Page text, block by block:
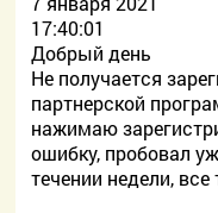
17:40:01
Добрый день
Не получается
партнерской
нажимаю
ошибку, пробовал
течении недели,